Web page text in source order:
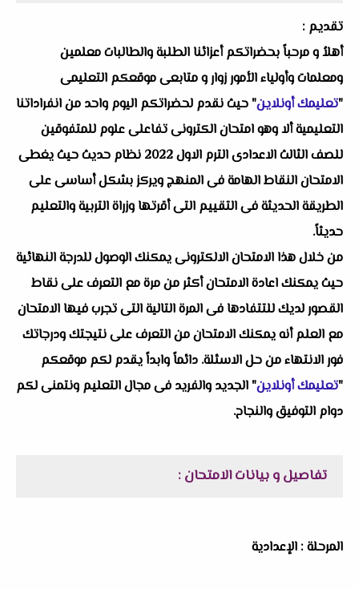
تقديم :
أهلاُ و مرحباً بحضراتكم أعزائنا الطلبة والطالبات معلمين
ومعلمات وأولياء الأمور زوار و متابعى موقعكم التعليمى
"تعليمك أونلاين" حيث نقدم لحضراتكم اليوم واحد من انفراداتنا
التعليمية ألا وهو امتحان الكترونى تفاعلى علوم للمتفوقين
للصف الثالث الاعدادى الترم الاول 2022 نظام حديث حيث يغطى
الامتحان النقاط الهامة فى المنهج ويركز بشكل أساسى على
الطريقة الحديثة فى التقييم التى أقرتها وزراة التربية والتعليم
حديثاً.
من خلال هذا الامتحان الالكترونى يمكنك الوصول للدرجة النهائية
حيث يمكنك اعادة الامتحان أكثر من مرة مع التعرف على نقاط
القصور لديك للتتفادها فى المرة التالية التى تجرب فيها الامتحان
مع العلم أنه يمكنك الامتحان من التعرف على نتيجتك ودرجاتك
فور الانتهاء من حل الاسئلة. دائماً وابداً يقدم لكم موقعكم
"تعليمك أونلاين" الجديد والفريد فى مجال التعليم ونتمنى لكم
دوام التوفيق والنجاح.
تفاصيل و بيانات الامتحان :
المرحلة : الإعدادية